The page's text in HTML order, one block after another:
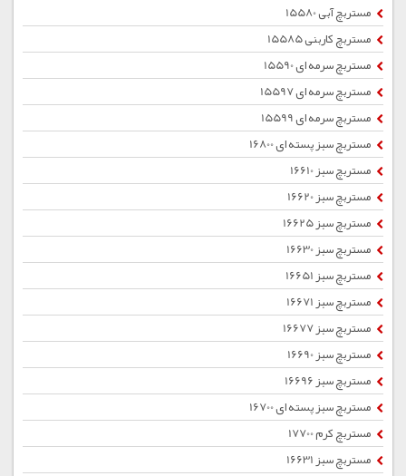
مستربچ آبی 15580
مستربچ کاربنی 15585
مستربچ سرمه ای 15590
مستربچ سرمه ای 15597
مستربچ سرمه ای 15599
مستربچ سبز پسته ای 16800
مستربچ سبز 16610
مستربچ سبز 16620
مستربچ سبز 16625
مستربچ سبز 16630
مستربچ سبز 16651
مستربچ سبز 16671
مستربچ سبز 16677
مستربچ سبز 16690
مستربچ سبز 16696
مستربچ سبز پسته ای 16700
مستربچ کرم 17700
مستربچ سبز 16631